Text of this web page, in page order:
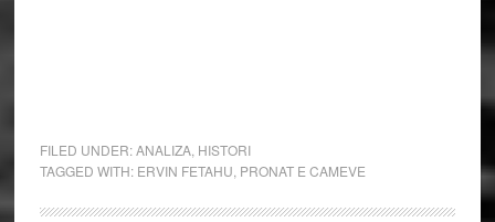
FILED UNDER:ANALIZA, HISTORI
TAGGED WITH: ERVIN FETAHU PRONAT E CAMEVE